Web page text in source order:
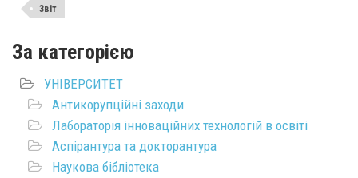
Звіт
За категорією
УНІВЕРСИТЕТ
Антикорупційні заходи
Лабораторія інноваційних технологій в освіті
Аспірантура та докторантура
Наукова бібліотека